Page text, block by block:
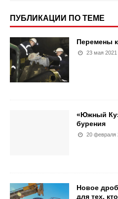
ПУБЛИКАЦИИ ПО ТЕМЕ
Перемены
23 мая 2021
«Южный
бурения
20 февраля
Новое
для тех,